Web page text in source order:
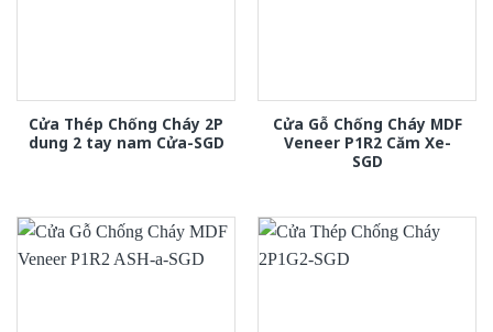
Cửa Thép Chống Cháy 2P
dung 2 tay nam Cửa-SGD
Cửa Gỗ Chống Cháy MDF
Veneer P1R2 Căm Xe-
SGD